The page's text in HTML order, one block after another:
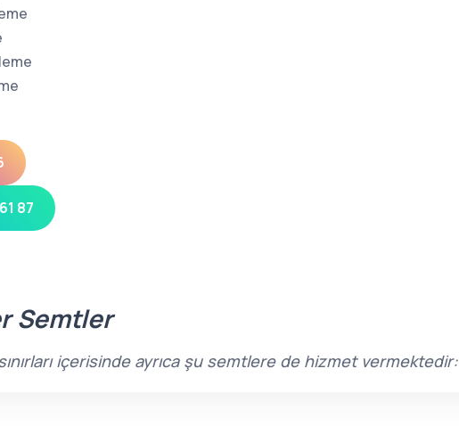
87
Semtler
içerisinde ayrıca şu semtlere de hizmet vermektedir: